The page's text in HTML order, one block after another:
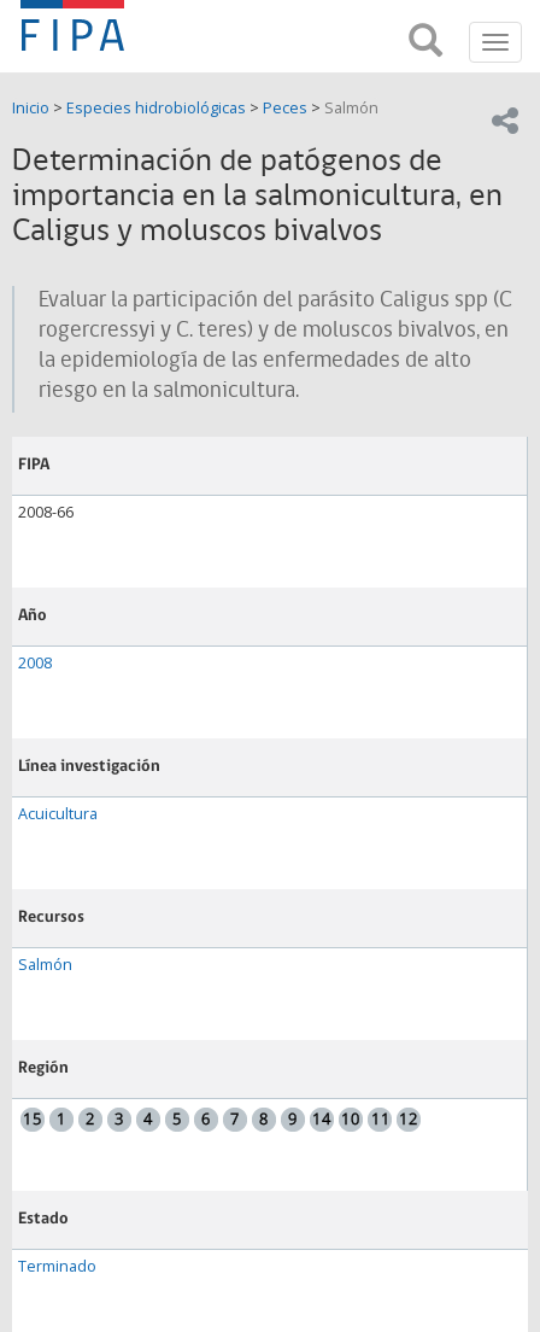
Fondo
de
Investigación
Pesquera
y
Acuicultura
(FIPA)-
SUBPESCA
FIPA;
Fondo
Investigación
y
de
Acuicultira
Inicio > Especies hidrobiológicas > Peces > Salmón
Determinación de patógenos de
importancia en la salmonicultura, en
Caligus y moluscos bivalvos
Evaluar la participación del parásito Caligus spp (C
rogercressyi y C. teres) y de moluscos bivalvos, en
la epidemiología de las enfermedades de alto
riesgo en la salmonicultura.
FIPA
2008-66
Año
2008
Línea investigación
Acuicultura
Recursos
Salmón
Región
Estado
Terminado